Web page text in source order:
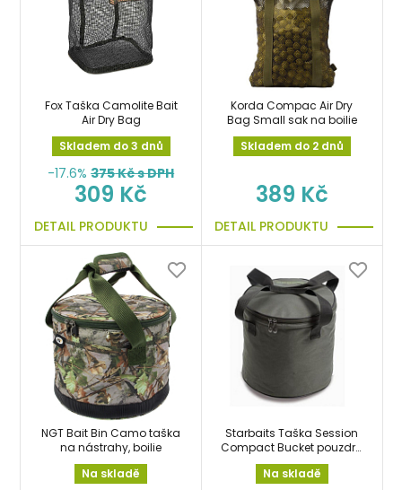
Fox Taška Camolite Bait
Air Dry Bag
Skladem do 3 dnů
-17.6% 375Kč s DPH
309 Kč
DETAIL PRODUKTU
Korda Compac Air Dry
Bag Small sak na boilie
Skladem do 2 dnů
389 Kč
DETAIL PRODUKTU
NGT Bait Bin Camo taška
na nástrahy, boilie
Na skladě
Starbaits Taška Session
Compact Bucket pouzdro
na boilies, krmení
Na skladě